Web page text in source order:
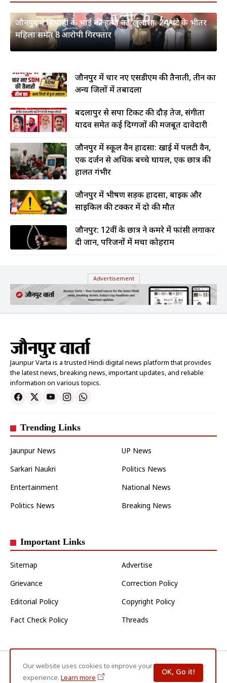
जौनपुर में सिपाही के भाई की हत्या का खुलासा: 24 घंटे के भीतर
महिला समेत 8 आरोपी गिरफ्तार
जौनपुर में चार नए एसडीएम की तैनाती, तीन का
अन्य जिलों में तबादला
बदलापुर से सपा टिकट की दौड़ तेज, संगीता
यादव समेत कई दिग्गजों की मजबूत दावेदारी
जौनपुर में स्कूल वैन हादसा: खाई में पलटी वैन,
एक दर्जन से अधिक बच्चे घायल, एक छात्र की
हालत गंभीर
जौनपुर में भीषण सड़क हादसा, बाइक और
साइकिल की टक्कर में दो की मौत
जौनपुर: 12वीं के छात्र ने कमरे में फांसी लगाकर
दी जान, परिजनों में मचा कोहराम
Advertisement
Jaunpur Varta is a trusted Hindi digital news platform that provides
the latest news, breaking news, important updates, and reliable
information on various topics.
Trending Links
Jaunpur News
UP News
Sarkari Naukri
Politics News
Entertainment
National News
Politics News
Breaking News
Important Links
Sitemap
Advertise
Grievance
Correction Policy
Editorial Policy
Copyright Policy
Fact Check Policy
Threads
HomeAbout UsContact UsPrivacy PolicyDisclaimer
Terms & Conditions
Our website uses cookies to improve your
experience.Learn more
OK, Go it!